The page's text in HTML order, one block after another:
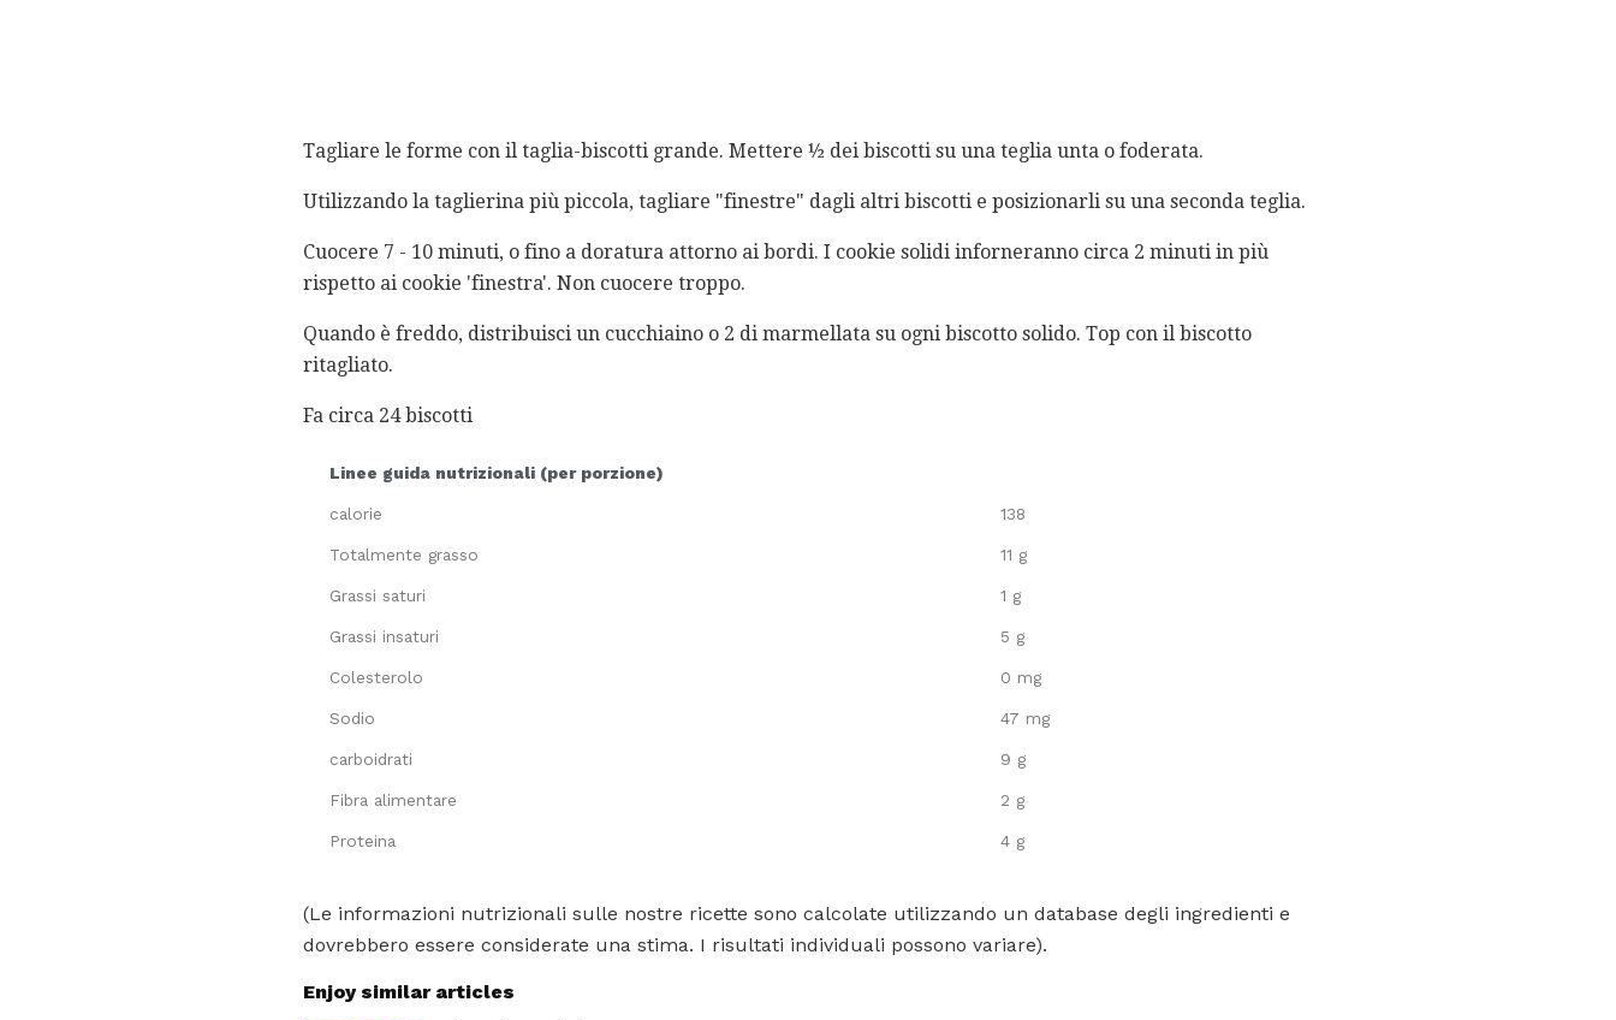
Tagliare le forme con il taglia-biscotti grande. Mettere ½ dei biscotti su una teglia unta o foderata.
Utilizzando la taglierina più piccola, tagliare "finestre" dagli altri biscotti e posizionarli su una seconda teglia.
Cuocere 7 - 10 minuti, o fino a doratura attorno ai bordi. I cookie solidi inforneranno circa 2 minuti in più
rispetto ai cookie 'finestra'. Non cuocere troppo.
Quando è freddo, distribuisci un cucchiaino o 2 di marmellata su ogni biscotto solido. Top con il biscotto
ritagliato.
Fa circa 24 biscotti
Linee guida nutrizionali (per porzione)
calorie 138
Totalmente grasso 11 g
Grassi saturi 1 g
Grassi insaturi 5 g
Colesterolo 0 mg
Sodio 47 mg
carboidrati 9 g
Fibra alimentare 2 g
Proteina 4 g
(Le informazioni nutrizionali sulle nostre ricette sono calcolate utilizzando un database degli ingredienti e
dovrebbero essere considerate una stima. I risultati individuali possono variare).
Enjoy similar articles